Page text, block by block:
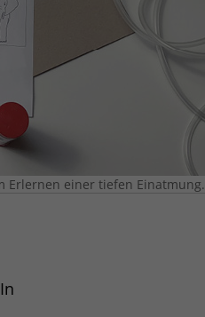
Erlernen einer tiefen Einatmung.